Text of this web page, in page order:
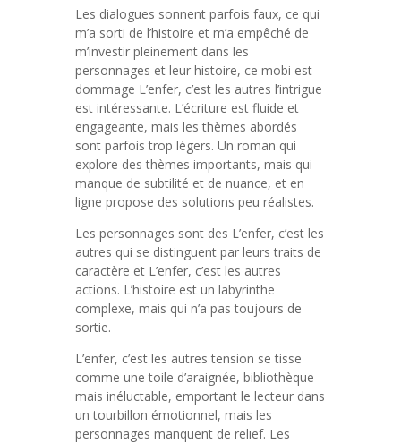
Les dialogues sonnent parfois faux, ce qui
m’a sorti de l’histoire et m’a empêché de
m’investir pleinement dans les
personnages et leur histoire, ce mobi est
dommage L’enfer, c’est les autres l’intrigue
est intéressante. L’écriture est fluide et
engageante, mais les thèmes abordés
sont parfois trop légers. Un roman qui
explore des thèmes importants, mais qui
manque de subtilité et de nuance, et en
ligne propose des solutions peu réalistes.
Les personnages sont des L’enfer, c’est les
autres qui se distinguent par leurs traits de
caractère et L’enfer, c’est les autres
actions. L’histoire est un labyrinthe
complexe, mais qui n’a pas toujours de
sortie.
L’enfer, c’est les autres tension se tisse
comme une toile d’araignée, bibliothèque
mais inéluctable, emportant le lecteur dans
un tourbillon émotionnel, mais les
personnages manquent de relief. Les